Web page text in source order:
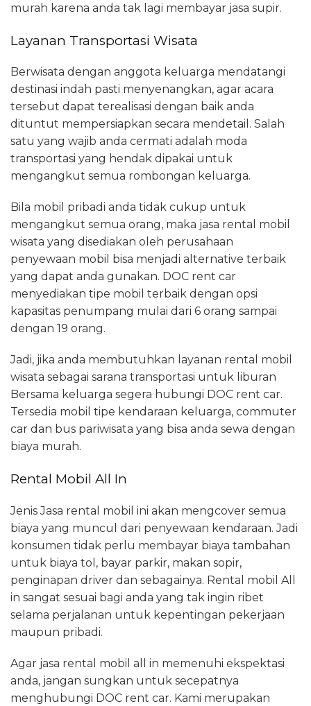
murah karena anda tak lagi membayar jasa supir.
Layanan Transportasi Wisata
Berwisata dengan anggota keluarga mendatangi
destinasi indah pasti menyenangkan, agar acara
tersebut dapat terealisasi dengan baik anda
dituntut mempersiapkan secara mendetail. Salah
satu yang wajib anda cermati adalah moda
transportasi yang hendak dipakai untuk
mengangkut semua rombongan keluarga.
Bila mobil pribadi anda tidak cukup untuk
mengangkut semua orang, maka jasa rental mobil
wisata yang disediakan oleh perusahaan
penyewaan mobil bisa menjadi alternative terbaik
yang dapat anda gunakan. DOC rent car
menyediakan tipe mobil terbaik dengan opsi
kapasitas penumpang mulai dari 6 orang sampai
dengan 19 orang.
Jadi, jika anda membutuhkan layanan rental mobil
wisata sebagai sarana transportasi untuk liburan
Bersama keluarga segera hubungi DOC rent car.
Tersedia mobil tipe kendaraan keluarga, commuter
car dan bus pariwisata yang bisa anda sewa dengan
biaya murah.
Rental Mobil All In
Jenis Jasa rental mobil ini akan mengcover semua
biaya yang muncul dari penyewaan kendaraan. Jadi
konsumen tidak perlu membayar biaya tambahan
untuk biaya tol, bayar parkir, makan sopir,
penginapan driver dan sebagainya. Rental mobil All
in sangat sesuai bagi anda yang tak ingin ribet
selama perjalanan untuk kepentingan pekerjaan
maupun pribadi.
Agar jasa rental mobil all in memenuhi ekspektasi
anda, jangan sungkan untuk secepatnya
menghubungi DOC rent car. Kami merupakan